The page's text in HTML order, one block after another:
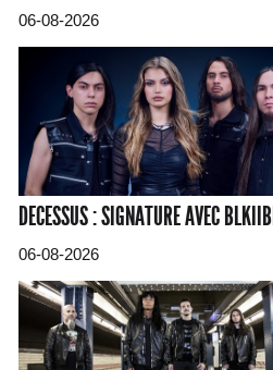
06-08-2026
DECESSUS : SIGNATURE AVEC
06-08-2026